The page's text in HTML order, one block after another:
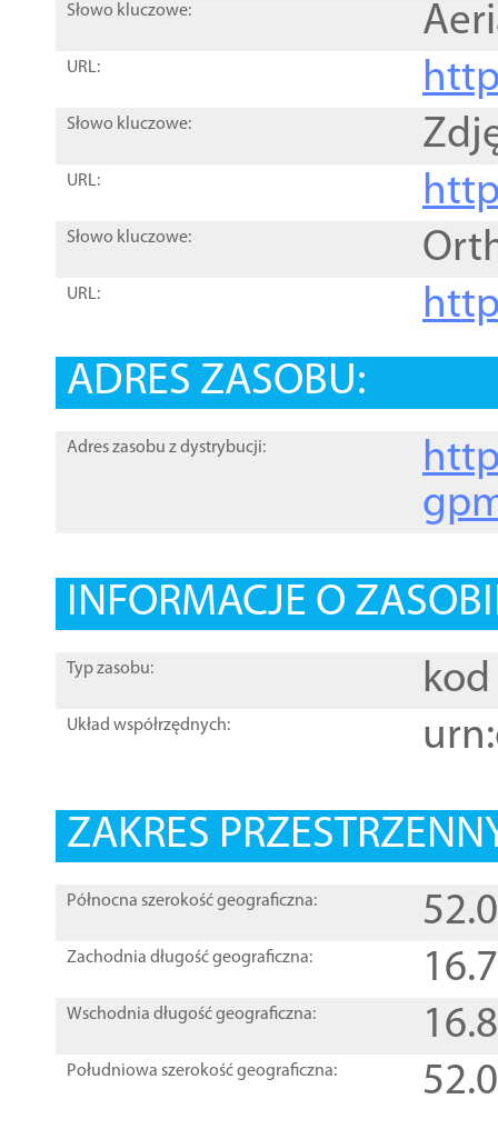
Słowo kluczowe:
URL:
Słowo kluczowe:
URL:
Słowo kluczowe:
URL:
ADRES ZASOBU:
Adres zasobu z dystrybucji:
INFORMACJE O
Typ zasobu: kod
Układ współrzędnych:
ZAKRES
Północna szerokość geograficzna:
Zachodnia długość geograficzna:
Wschodnia długość geograficzna:
Południowa szerokość geograficzna: